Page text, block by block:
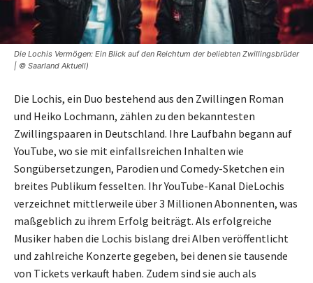
Die Lochis Vermögen: Ein Blick auf den Reichtum der beliebten Zwillingsbrüder
| © Saarland Aktuell)
Die Lochis, ein Duo bestehend aus den Zwillingen Roman
und Heiko Lochmann, zählen zu den bekanntesten
Zwillingspaaren in Deutschland. Ihre Laufbahn begann auf
YouTube, wo sie mit einfallsreichen Inhalten wie
Songübersetzungen, Parodien und Comedy-Sketchen ein
breites Publikum fesselten. Ihr YouTube-Kanal DieLochis
verzeichnet mittlerweile über 3 Millionen Abonnenten, was
maßgeblich zu ihrem Erfolg beiträgt. Als erfolgreiche
Musiker haben die Lochis bislang drei Alben veröffentlicht
und zahlreiche Konzerte gegeben, bei denen sie tausende
von Tickets verkauft haben. Zudem sind sie auch als